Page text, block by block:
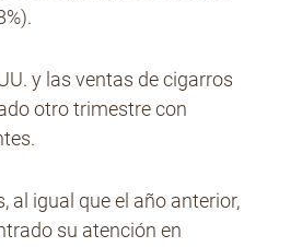
y las ventas de cigarros
otro trimestre con
al igual que el año anterior,
su atención en